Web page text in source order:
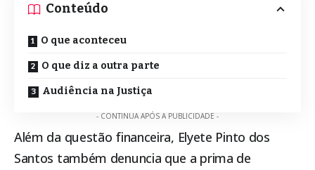
Conteúdo
O que aconteceu
O que diz a outra parte
Audiência na Justiça
- CONTINUA APÓS A PUBLICIDADE -
Além da questão financeira, Elyete Pinto dos
Santos também denuncia que a prima de